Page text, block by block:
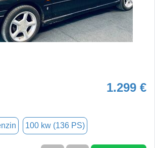
1.299 €
100 kw (136 PS)